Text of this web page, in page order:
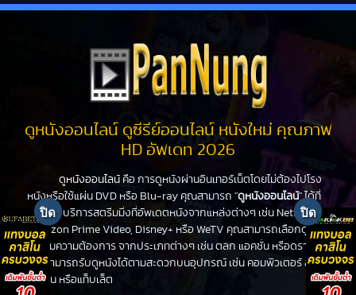
ดูหนังออนไลน์ ดูซีรีย์ออนไลน์ หนังใหม่ คุณภาพ
HD อัพเดท 2026
ดูหนังออนไลน์ คือ การดูหนังผ่านอินเทอร์เน็ตโดยไม่ต้องไปโรง
หนังหรือใช้แผ่น DVD หรือ Blu-ray คุณสามารถ "ดูหนังออนไลน์" ได้ที่
PanHD บริการสตรีมมิ่งที่อัพเดตหนังจากแหล่งต่างๆ เช่น Netflix,
Amazon Prime Video, Disney+ หรือ WeTV คุณสามารถเลือกดูหนัง
ได้ตามความต้องการ จากประเภทต่างๆ เช่น ตลก แอคชั่น หรือดราม่า
คุณสามารถรับดูหนังได้ตามสะดวกบนอุปกรณ์ เช่น คอมพิวเตอร์ สมา
ร์ทโฟน หรือแท็บเล็ต